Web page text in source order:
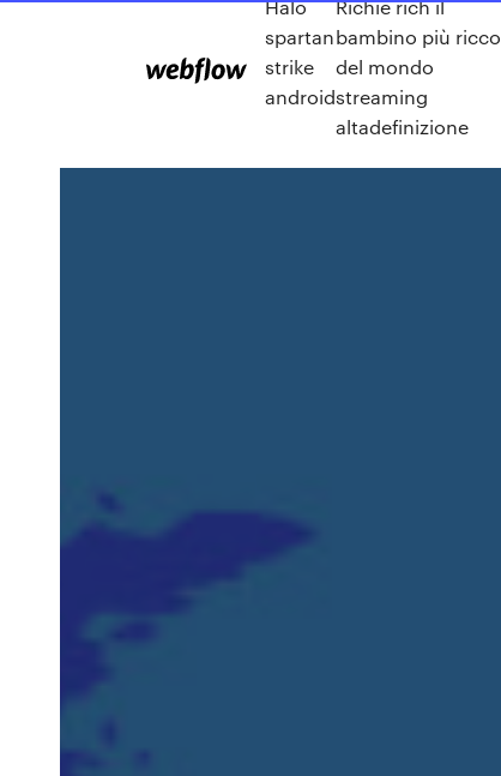
Halo
spartan
strike
android
Richie rich il
bambino più ricco
del mondo
streaming
altadefinizione